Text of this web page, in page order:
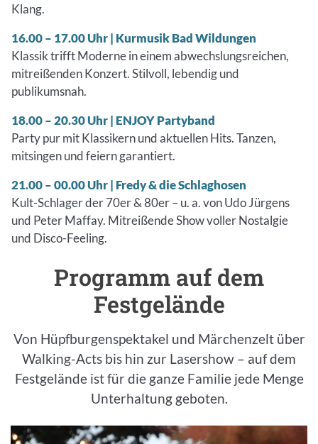
Klang.
16.00 – 17.00 Uhr | Kurmusik Bad Wildungen
Klassik trifft Moderne in einem abwechslungsreichen,
mitreißenden Konzert. Stilvoll, lebendig und
publikumsnah.
18.00 – 20.30 Uhr | ENJOY Partyband
Party pur mit Klassikern und aktuellen Hits. Tanzen,
mitsingen und feiern garantiert.
21.00 – 00.00 Uhr | Fredy & die Schlaghosen
Kult-Schlager der 70er & 80er – u. a. von Udo Jürgens
und Peter Maffay. Mitreißende Show voller Nostalgie
und Disco-Feeling.
Einleitung
Programm auf dem
Festgelände
Von Hüpfburgenspektakel und Märchenzelt über
Walking-Acts bis hin zur Lasershow – auf dem
Festgelände ist für die ganze Familie jede Menge
Unterhaltung geboten.